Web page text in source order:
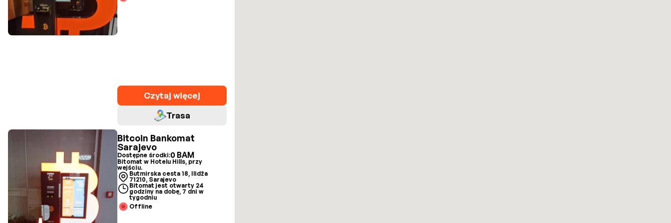
Czytaj więcej
Trasa
Bitcoin Bankomat
Sarajevo
Dostępne środki:0 BAM
Bitomat w Hotelu Hills, przy
wejściu.
Butmirska cesta 18, Ilidža
71210, Sarajevo
Bitomat jest otwarty 24
godziny na dobę, 7 dni w
tygodniu
Offline